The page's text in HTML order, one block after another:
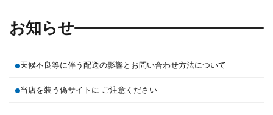
お知らせ
天候不良等に伴う配送の影響とお問い合わせ方法について
当店を装う偽サイトに ご注意ください